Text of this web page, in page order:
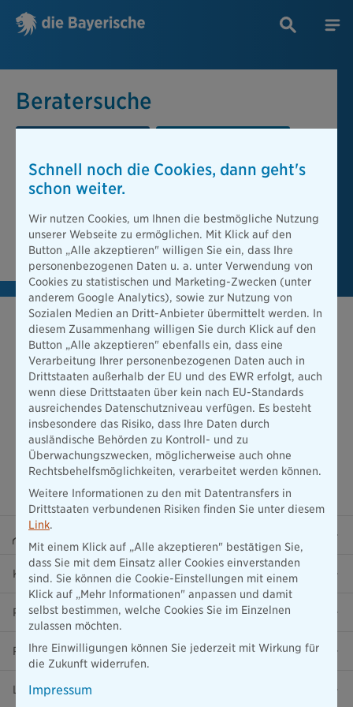
Beratersuche
Beratersuche
PLZ oder Ort
Berater finden
Karriere
Presse
Ratgeber
Lob & Kritik
Schnell noch die Cookies, dann geht's
schon weiter.
Wir nutzen Cookies, um Ihnen die bestmögliche Nutzung
unserer Webseite zu ermöglichen. Mit Klick auf den
Button „Alle akzeptieren" willigen Sie ein, dass Ihre
personenbezogenen Daten u. a. unter Verwendung von
Cookies zu statistischen und Marketing-Zwecken (unter
anderem Google Analytics), sowie zur Nutzung von
Sozialen Medien an Dritt-Anbieter übermittelt werden. In
diesem Zusammenhang willigen Sie durch Klick auf den
Button „Alle akzeptieren" ebenfalls ein, dass eine
Verarbeitung Ihrer personenbezogenen Daten auch in
Drittstaaten außerhalb der EU und des EWR erfolgt, auch
wenn diese Drittstaaten über kein nach EU-Standards
ausreichendes Datenschutzniveau verfügen. Es besteht
insbesondere das Risiko, dass Ihre Daten durch
ausländische Behörden zu Kontroll- und zu
Überwachungszwecken, möglicherweise auch ohne
Rechtsbehelfsmöglichkeiten, verarbeitet werden können.
Weitere Informationen zu den mit Datentransfers in
Drittstaaten verbundenen Risiken finden Sie unter diesem
Link.
Mit einem Klick auf „Alle akzeptieren" bestätigen Sie,
dass Sie mit dem Einsatz aller Cookies einverstanden
sind. Sie können die Cookie-Einstellungen mit einem
Klick auf „Mehr Informationen" anpassen und damit
selbst bestimmen, welche Cookies Sie im Einzelnen
zulassen möchten.
Ihre Einwilligungen können Sie jederzeit mit Wirkung für
die Zukunft widerrufen.
Impressum